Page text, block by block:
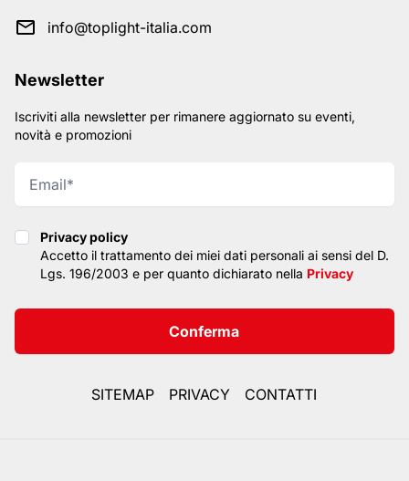
info@toplight-italia.com
Newsletter
Iscriviti alla newsletter per rimanere aggiornato su eventi,
novità e promozioni
Privacy policy
Privacy policy
Accetto il trattamento dei miei dati personali ai sensi del D.
Lgs. 196/2003 e per quanto dichiarato nella Privacy
Conferma
SITEMAP PRIVACY CONTATTI